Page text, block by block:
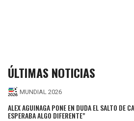
ÚLTIMAS NOTICIAS
MUNDIAL 2026
ALEX AGUINAGA PONE EN DUDA EL SALTO DE
ESPERABA ALGO DIFERENTE"